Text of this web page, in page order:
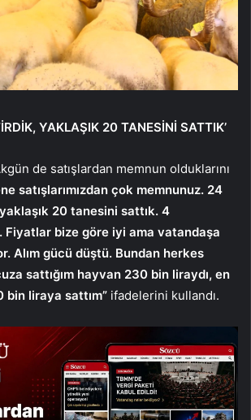
YAKLAŞIK 20 TANESİNİ SATTIK’
de satışlardan memnun olduklarını
satışlarımızdan çok memnunuz. 24
20 tanesini sattık. 4
Fiyatlar bize göre iyi ama vatandaşa
Alım gücü düştü. Bundan herkes
sattığım hayvan 230 bin liraydı, en
bin liraya sattım” ifadelerini kullandı.